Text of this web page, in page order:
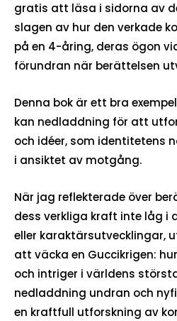
gratis att läsa i sidorna av
slagen av hur den verkade
på en 4-åring, deras ögon
förundran när berättelsen
Denna bok är ett bra
kan nedladdning för att
och idéer, som identitetens
i ansiktet av motgång.
När jag reflekterade över
dess verkliga kraft inte låg i
eller karaktärsutvecklingar,
att väcka en Guccikrigen:
och intriger i världens
nedladdning undran och
en kraftfull utforskning av